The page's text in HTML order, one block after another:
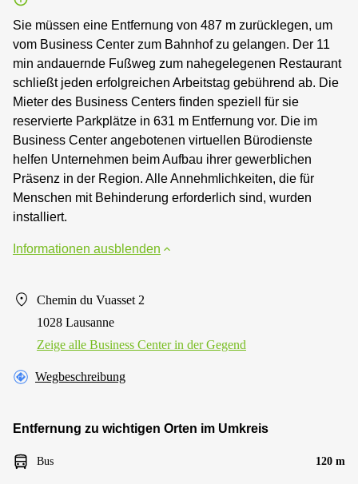
Sie müssen eine Entfernung von 487 m zurücklegen, um
vom Business Center zum Bahnhof zu gelangen. Der 11
min andauernde Fußweg zum nahegelegenen Restaurant
schließt jeden erfolgreichen Arbeitstag gebührend ab. Die
Mieter des Business Centers finden speziell für sie
reservierte Parkplätze in 631 m Entfernung vor. Die im
Business Center angebotenen virtuellen Bürodienste
helfen Unternehmen beim Aufbau ihrer gewerblichen
Präsenz in der Region. Alle Annehmlichkeiten, die für
Menschen mit Behinderung erforderlich sind, wurden
installiert.
Informationen ausblenden
Chemin du Vuasset 2
1028 Lausanne
Zeige alle Business Center in der Gegend
Wegbeschreibung
Entfernung zu wichtigen Orten im Umkreis
Bus 120 m